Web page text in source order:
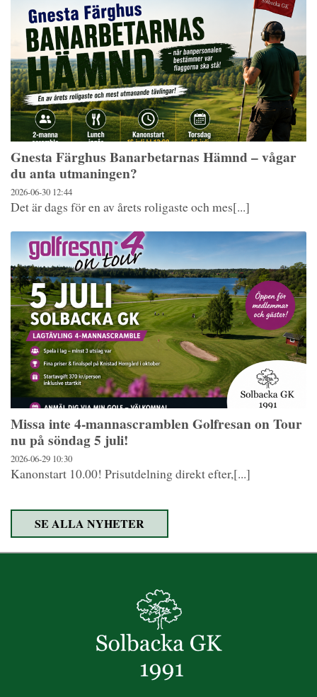
Gnesta Färghus Banarbetarnas Hämnd – vågar
du anta utmaningen?
2026-06-30 12:44
Det är dags för en av årets roligaste och mes[...]
Missa inte 4-mannascramblen Golfresan on Tour
nu på söndag 5 juli!
2026-06-29 10:30
Kanonstart 10.00! Prisutdelning direkt efter,[...]
SE ALLA NYHETER